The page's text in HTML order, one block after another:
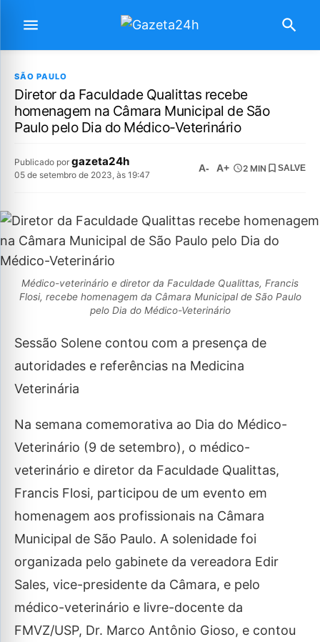
SÃO PAULO
Diretor da Faculdade Qualittas recebe
homenagem na Câmara Municipal de São
Paulo pelo Dia do Médico-Veterinário
Publicado por gazeta24h
05 de setembro de 2023, às 19:47
A- A+ 2 MIN SALVE
Médico-veterinário e diretor da Faculdade Qualittas, Francis
Flosi, recebe homenagem da Câmara Municipal de São Paulo
pelo Dia do Médico-Veterinário
Sessão Solene contou com a presença de
autoridades e referências na Medicina
Veterinária
Na semana comemorativa ao Dia do Médico-
Veterinário (9 de setembro), o médico-
veterinário e diretor da Faculdade Qualittas,
Francis Flosi, participou de um evento em
homenagem aos profissionais na Câmara
Municipal de São Paulo. A solenidade foi
organizada pelo gabinete da vereadora Edir
Sales, vice-presidente da Câmara, e pelo
médico-veterinário e livre-docente da
FMVZ/USP, Dr. Marco Antônio Gioso, e contou